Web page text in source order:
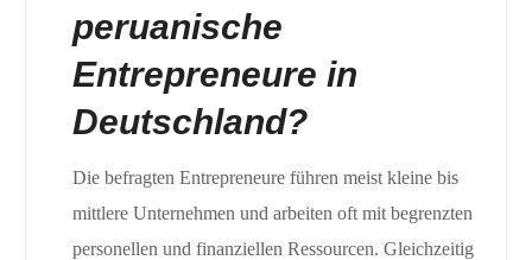
peruanische
Entrepreneure in
Deutschland?
Die befragten Entrepreneure führen meist kleine bis
mittlere Unternehmen und arbeiten oft mit begrenzten
personellen und finanziellen Ressourcen. Gleichzeitig